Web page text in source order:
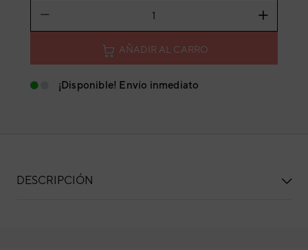
AÑADIR AL CARRO
¡Disponible! Envío inmediato
DESCRIPCIÓN